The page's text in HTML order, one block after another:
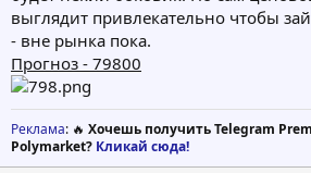
выглядит привлекательно чтобы
- вне рынка пока.
Прогноз - 79800
Реклама: 🔥 Хочешь получить Telegram
Polymarket? Кликай сюда!